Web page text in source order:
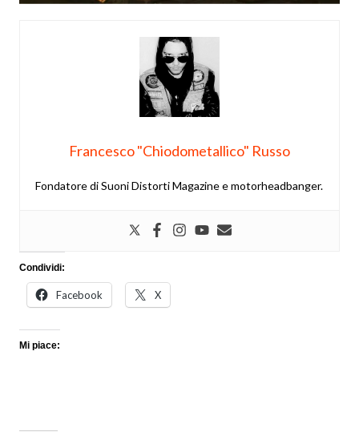
Francesco "Chiodometallico" Russo
Fondatore di Suoni Distorti Magazine e motorheadbanger.
Condividi:
Facebook X
Mi piace: